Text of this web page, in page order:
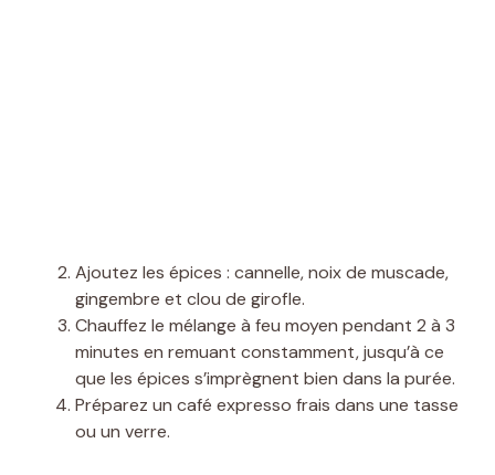
Ajoutez les épices : cannelle, noix de muscade,
gingembre et clou de girofle.
Chauffez le mélange à feu moyen pendant 2 à 3
minutes en remuant constamment, jusqu’à ce
que les épices s’imprègnent bien dans la purée.
Préparez un café expresso frais dans une tasse
ou un verre.